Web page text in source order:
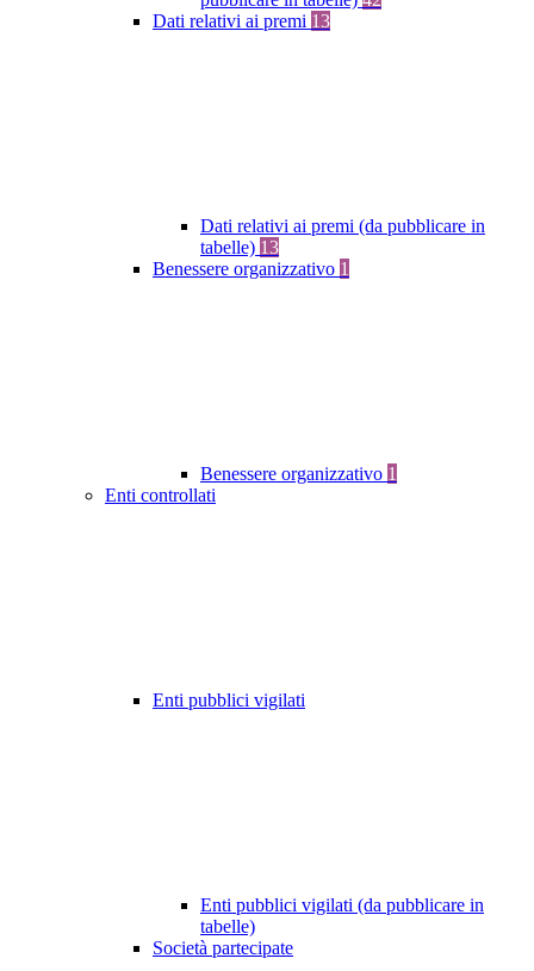
Dati relativi ai premi 13
Dati relativi ai premi (da pubblicare in
tabelle) 13
Benessere organizzativo 1
Benessere organizzativo 1
Enti controllati
Enti pubblici vigilati
Enti pubblici vigilati (da pubblicare in
tabelle)
Società partecipate